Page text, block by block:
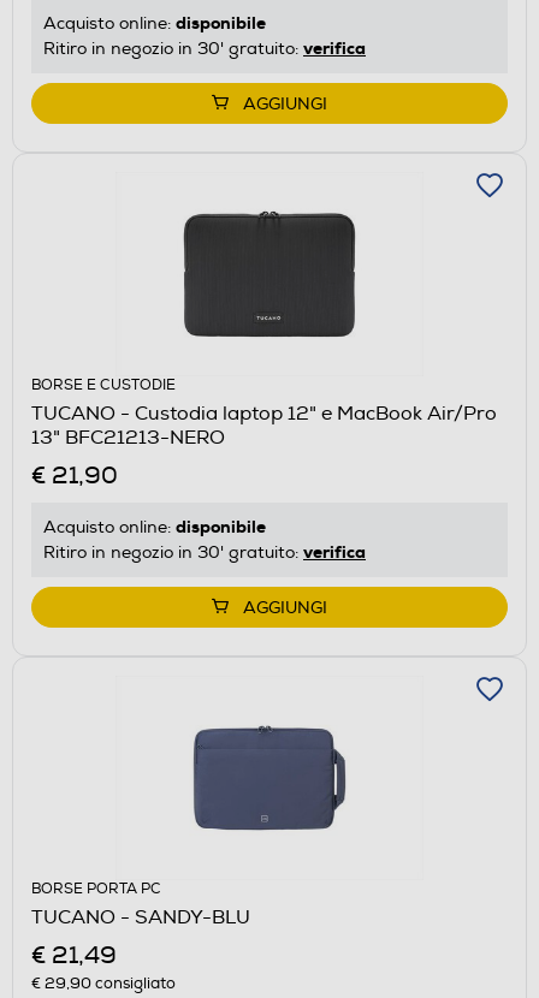
Acquisto online: disponibile
Ritiro in negozio in 30' gratuito: verifica
AGGIUNGI
BORSE E CUSTODIE
TUCANO - Custodia laptop 12" e MacBook Air/Pro
13" BFC21213-NERO
€ 21,90
Acquisto online: disponibile
Ritiro in negozio in 30' gratuito: verifica
AGGIUNGI
BORSE PORTA PC
TUCANO - SANDY-BLU
€ 21,49
€ 29,90consigliato